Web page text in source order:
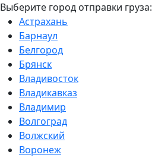
Выберите город отправки груза:
Астрахань
Барнаул
Белгород
Брянск
Владивосток
Владикавказ
Владимир
Волгоград
Волжский
Воронеж